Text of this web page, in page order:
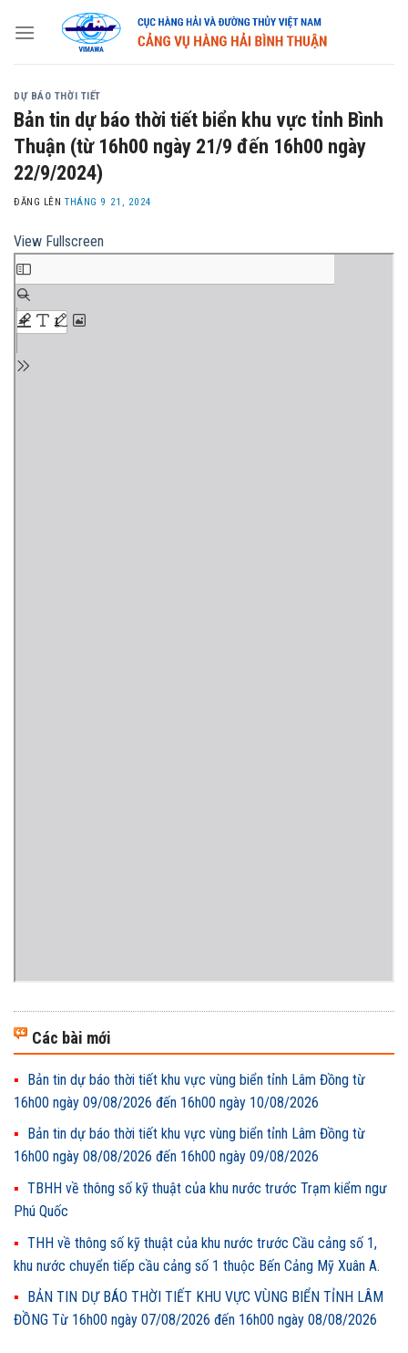
DỰ BÁO THỜI TIẾT
Bản tin dự báo thời tiết biển khu vực tỉnh Bình
Thuận (từ 16h00 ngày 21/9 đến 16h00 ngày
22/9/2024)
ĐĂNG LÊNTHÁNG 9 21, 2024
View Fullscreen
Các bài mới
Bản tin dự báo thời tiết khu vực vùng biển tỉnh Lâm Đồng từ
16h00 ngày 09/08/2026 đến 16h00 ngày 10/08/2026
Bản tin dự báo thời tiết khu vực vùng biển tỉnh Lâm Đồng từ
16h00 ngày 08/08/2026 đến 16h00 ngày 09/08/2026
TBHH về thông số kỹ thuật của khu nước trước Trạm kiểm ngư
Phú Quốc
THH về thông số kỹ thuật của khu nước trước Cầu cảng số 1,
khu nước chuyển tiếp cầu cảng số 1 thuộc Bến Cảng Mỹ Xuân A.
BẢN TIN DỰ BÁO THỜI TIẾT KHU VỰC VÙNG BIỂN TỈNH LÂM
ĐỒNG Từ 16h00 ngày 07/08/2026 đến 16h00 ngày 08/08/2026